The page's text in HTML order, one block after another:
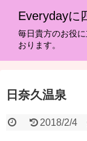
Everydayに
毎日貴方のお役
おります。
日奈久温泉
2018/2/4